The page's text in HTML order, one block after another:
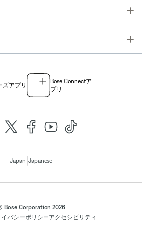
ズアプリ
Bose Connectア
プリ
Japan Japanese
Bose Corporation 2026
イバシーポリシーアクセシビリティ